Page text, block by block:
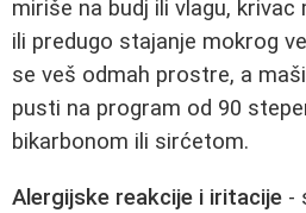
miriše na budj ili vlagu,
ili predugo stajanje mokrog
se veš odmah prostre, a
pusti na program od 90
bikarbonom ili sirćetom.
Alergijske reakcije i iritacije -